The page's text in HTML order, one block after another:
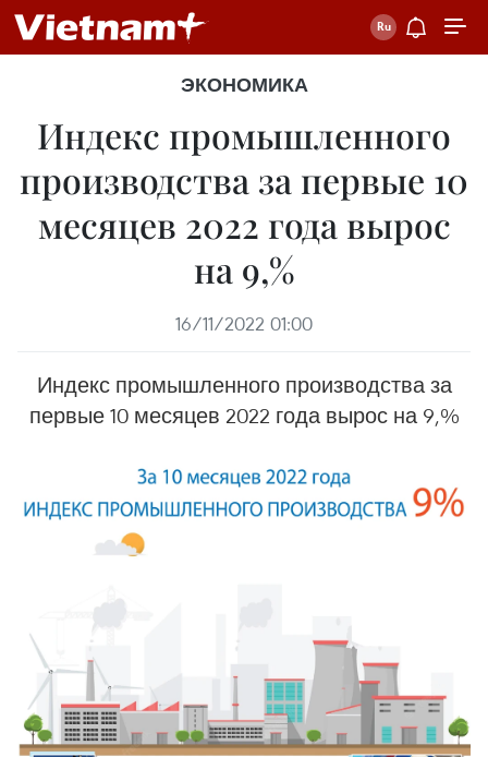
ЭКОНОМИКА
Индекс промышленного
производства за первые 10
месяцев 2022 года вырос
на 9,%
16/11/2022 01:00
Индекс промышленного производства за
первые 10 месяцев 2022 года вырос на 9,%